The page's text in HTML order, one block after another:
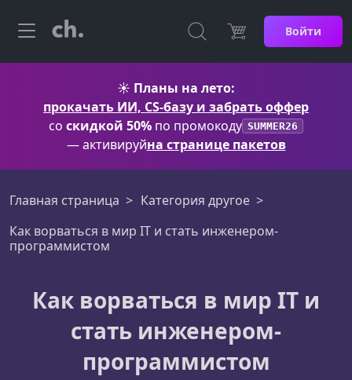
Войти
☀️ Планы на лето:
прокачать ИИ, CS-базу и забрать оффер
со скидкой 50% по промокоду SUMMER26
— активируйна странице пакетов
Главная страница
Категория другое
Как ворваться в мир IT и стать инженером-
программистом
Как ворваться в мир IT и
стать инженером-
программистом